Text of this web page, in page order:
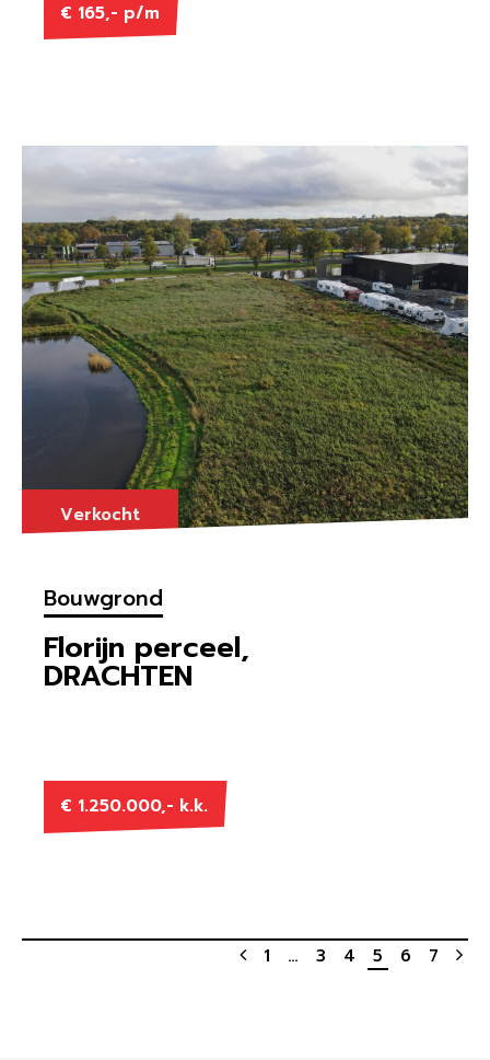
€ 165,- p/m
Verkocht
Bouwgrond
Florijn perceel,
DRACHTEN
€ 1.250.000,- k.k.
1 … 3 4 5 6 7